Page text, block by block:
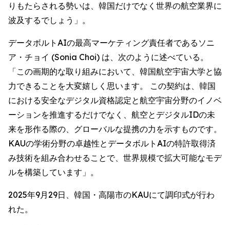
りもたらされる勢いは、韓国だけでなく世界の航空業界に
波及するでしょう」。
データボルトAIの最高マーケティング責任者であるソニ
ア・チョイ (Sonia Choi) は、次のように述べている。
「この画期的な取り組みにおいて、韓国航空宇宙大学と協
力できることを大変嬉しく思います。 この契約は、韓国
における安全なデジタル資格認定と航空宇宙分野のイノベ
ーションを推進するだけでなく、航空とデジタルIDの未
来を形作る際の、グローバルな提携の力を示すものです。
KAUの学術分野の卓越性とデータボルトAIの特許取得済
み技術を組み合わせることで、世界規模で拡大可能なモデ
ルを構築しています」。
2025年9月29日、韓国・高陽市のKAUにて調印式が行わ
れた。